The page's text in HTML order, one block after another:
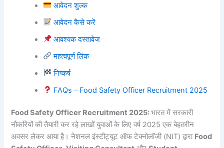
आवेदन शुल्क
आवेदन कैसे करें
आवश्यक दस्तावेज
महत्वपूर्ण लिंक
निष्कर्ष
FAQs – Food Safety Officer Recruitment 2025
Food Safety Officer Recruitment 2025:भारत में सरकारी
नौकरियों की तैयारी कर रहे लाखों युवाओं के लिए वर्ष 2025 एक बेहतरीन
अवसर लेकर आया है। नेशनल इंस्टीट्यूट ऑफ टेक्नोलॉजी (NIT) द्वारा Food